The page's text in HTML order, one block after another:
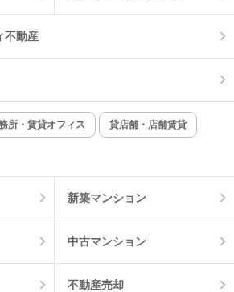
不動産
所・賃貸オフィス 貸店舗・店舗賃貸
新築マンション
中古マンション
不動産売却